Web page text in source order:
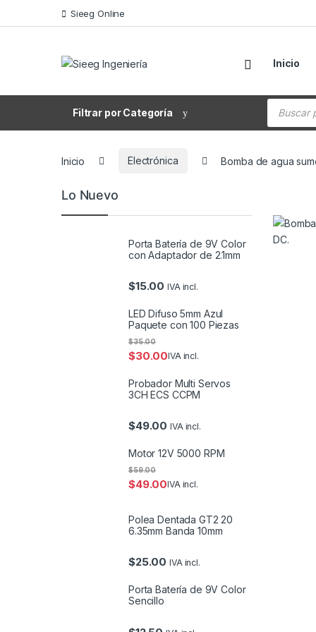
Sieeg Online
Inicio
Filtrar por Categoría
Inicio Electrónica Bomba de agua
Lo Nuevo
Porta Batería de 9V Color
con Adaptador de 2.1mm
$15.00 IVA incl.
LED Difuso 5mm Azul
Paquete con 100 Piezas
$30.00
$35.00
IVA incl.
Probador Multi Servos
3CH ECS CCPM
$49.00 IVA incl.
Motor 12V 5000 RPM
$49.00
$59.00
IVA incl.
Polea Dentada GT2 20
6.35mm Banda 10mm
$25.00 IVA incl.
Porta Batería de 9V Color
Sencillo